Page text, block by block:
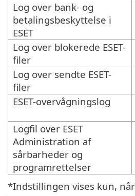
Log over bank- og
betalingsbeskyttelse i
ESET
Log over blokerede ESET-
filer
Log over sendte ESET-
filer
ESET-overvågningslog
Logfil over ESET
Administration af
sårbarheder og
programrettelser
*Indstillingen vises kun,